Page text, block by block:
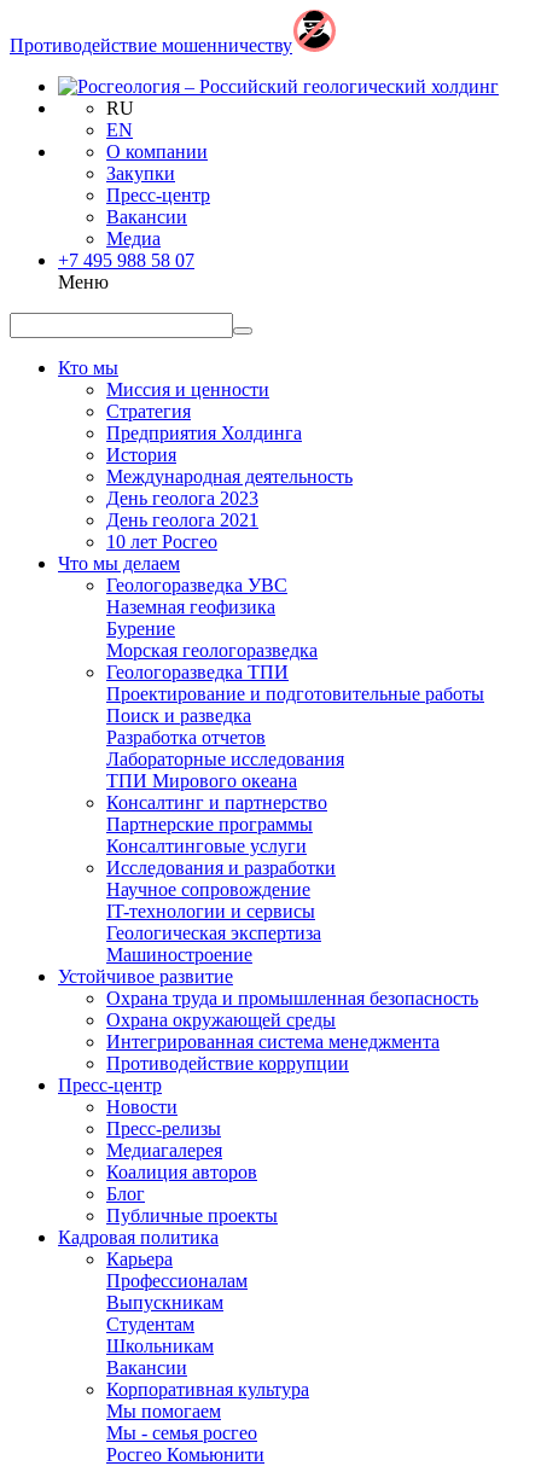
Противодействие мошенничеству
RU
EN
О компании
Закупки
Пресс-центр
Вакансии
Медиа
+7 495 988 58 07
Меню
Кто мы
Миссия и ценности
Стратегия
Предприятия Холдинга
История
Международная деятельность
День геолога 2023
День геолога 2021
10 лет Росгео
Что мы делаем
Геологоразведка УВС
Наземная геофизика
Бурение
Морская геологоразведка
Геологоразведка ТПИ
Проектирование и подготовительные работы
Поиск и разведка
Разработка отчетов
Лабораторные исследования
ТПИ Мирового океана
Консалтинг и партнерство
Партнерские программы
Консалтинговые услуги
Исследования и разработки
Научное сопровождение
IT-технологии и сервисы
Геологическая экспертиза
Машиностроение
Устойчивое развитие
Охрана труда и промышленная безопасность
Охрана окружающей среды
Интегрированная система менеджмента
Противодействие коррупции
Пресс-центр
Новости
Пресс-релизы
Медиагалерея
Коалиция авторов
Блог
Публичные проекты
Кадровая политика
Карьера
Профессионалам
Выпускникам
Студентам
Школьникам
Вакансии
Корпоративная культура
Мы помогаем
Мы - семья росгео
Росгео Комьюнити